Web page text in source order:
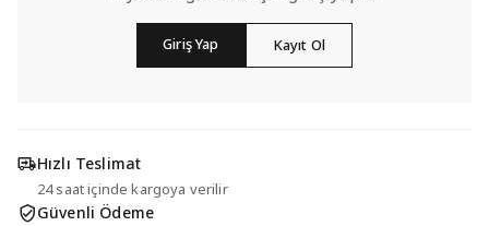
Giriş Yap Kayıt Ol
Hızlı Teslimat
24 saat içinde kargoya verilir
Güvenli Ödeme